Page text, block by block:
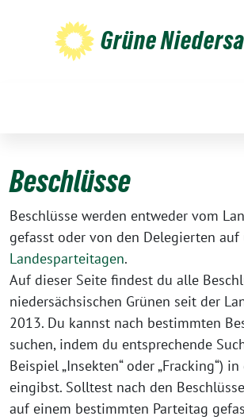
Grüne
Beschlüsse
Beschlüsse werden entweder vom
gefasst oder von den Delegierten auf
Landesparteitagen.
Auf dieser Seite findest du alle
niedersächsischen Grünen seit der
2013. Du kannst nach bestimmten
suchen, indem du entsprechende
Beispiel „Insekten“ oder „Fracking“)
eingibst. Solltest nach den
auf einem bestimmten Parteitag